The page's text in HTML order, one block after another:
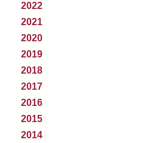
2022
2021
2020
2019
2018
2017
2016
2015
2014